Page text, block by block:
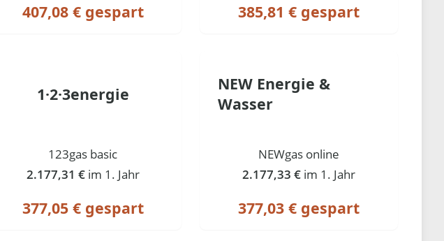
407,08 € gespart 385,81 € gespart
1·2·3energie
123gas basic
2.177,31 € im 1. Jahr
377,05 € gespart
NEW Energie &
Wasser
NEWgas online
2.177,33 € im 1. Jahr
377,03 € gespart